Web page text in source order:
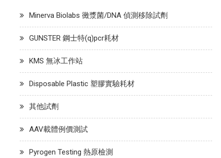
Minerva Biolabs 黴漿菌/DNA 偵測移除試劑
GUNSTER 鋼士特(q)pcr耗材
KMS 無冰工作站
Disposable Plastic 塑膠實驗耗材
其他試劑
AAV載體例價測試
Pyrogen Testing 熱原檢測